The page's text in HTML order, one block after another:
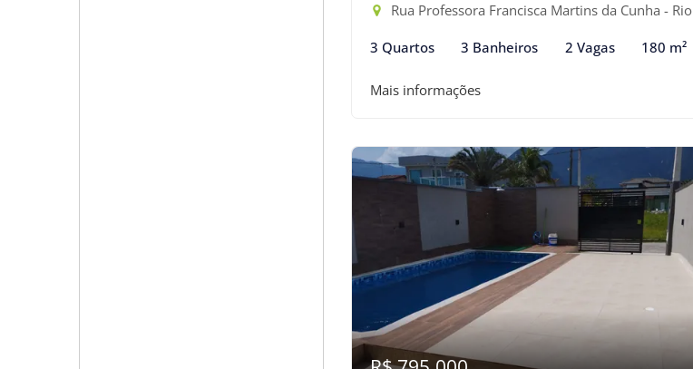
Rua Professora Francisca Martins da Cunha - Rio da Praia, Bertioga-SP
3 Quartos 3 Banheiros 2 Vagas 180 m²
Mais informações